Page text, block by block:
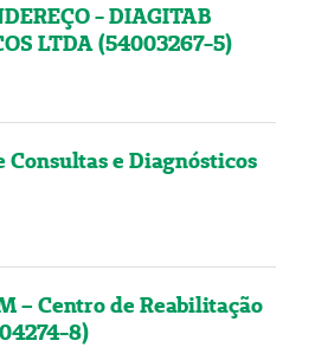
- DIAGITAB
LTDA (54003267-5)
e Diagnósticos
– Centro de Reabilitação
8)